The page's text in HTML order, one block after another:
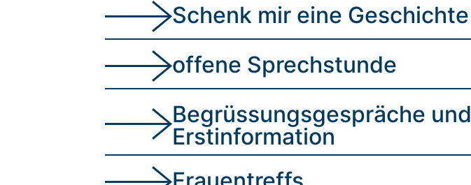
Schenk mir eine Geschichte
offene Sprechstunde
Begrüssungsgespräche und
Erstinformation